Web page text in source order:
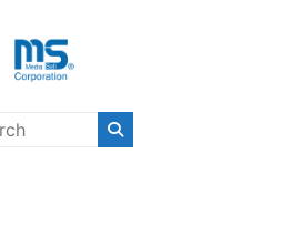
ド商品｜株式会社
外輸入商品には、日本では珍しい「海外ブ
商品」「機能的な商品」「コストパフォー
Case Big Logo